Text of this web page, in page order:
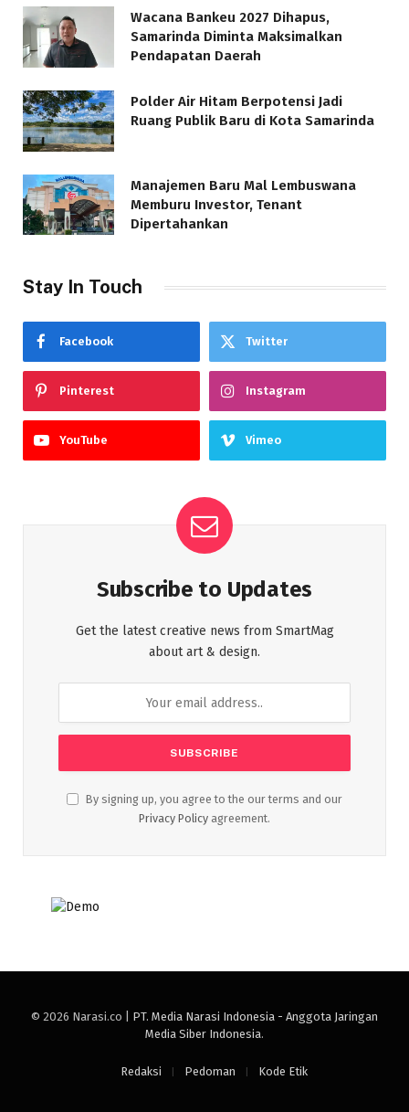
Wacana Bankeu 2027 Dihapus,
Samarinda Diminta Maksimalkan
Pendapatan Daerah
Polder Air Hitam Berpotensi Jadi
Ruang Publik Baru di Kota Samarinda
Manajemen Baru Mal Lembuswana
Memburu Investor, Tenant
Dipertahankan
Stay In Touch
Facebook Twitter
Pinterest Instagram
YouTube Vimeo
Subscribe to Updates
Get the latest creative news from SmartMag
about art & design.
By signing up, you agree to the our terms and our
Privacy Policy agreement.
© 2026 Narasi.co | PT. Media Narasi Indonesia - Anggota Jaringan
Media Siber Indonesia.
Redaksi Pedoman Kode Etik